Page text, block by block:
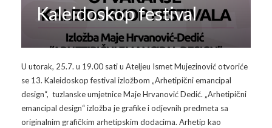
Koncert
Dobrodošli u Tuzlu
Video 2009.
Video 2010.
Naša galerija
Galerija 2009
Facebook
Kaleidoskop festival
U utorak, 25.7. u 19.00 sati u Ateljeu Ismet Mujezinović otvoriće
se 13. Kaleidoskop festival izložbom „Arhetipični emancipal
design“, tuzlanske umjetnice Maje Hrvanović Dedić. „Arhetipični
emancipal design“ izložba je grafike i odjevnih predmeta sa
originalnim grafičkim arhetipskim dodacima. Arhetip kao